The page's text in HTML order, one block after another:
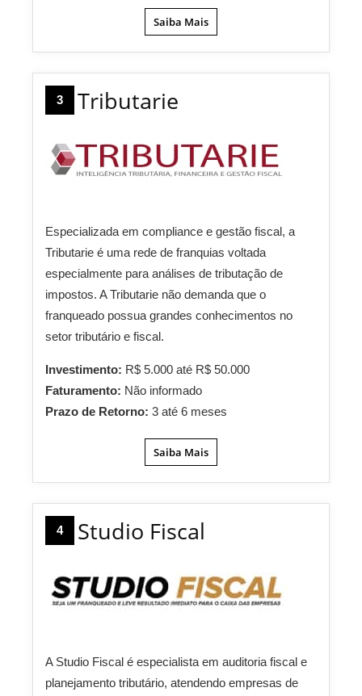
Saiba Mais
3 Tributarie
Especializada em compliance e gestão fiscal, a
Tributarie é uma rede de franquias voltada
especialmente para análises de tributação de
impostos. A Tributarie não demanda que o
franqueado possua grandes conhecimentos no
setor tributário e fiscal.
Investimento: R$ 5.000 até R$ 50.000
Faturamento: Não informado
Prazo de Retorno: 3 até 6 meses
Saiba Mais
4 Studio Fiscal
A Studio Fiscal é especialista em auditoria fiscal e
planejamento tributário, atendendo empresas de